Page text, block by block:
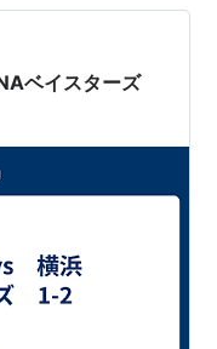
ど、キャンプでど
てきたのか、いっ
回は序盤ＫＯされ
っ…
イスターズ